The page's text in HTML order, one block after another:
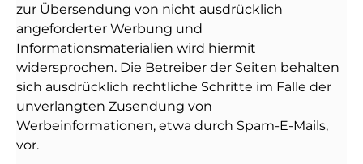
zur Übersendung von nicht ausdrücklich
angeforderter Werbung und
Informationsmaterialien wird hiermit
widersprochen. Die Betreiber der Seiten behalten
sich ausdrücklich rechtliche Schritte im Falle der
unverlangten Zusendung von
Werbeinformationen, etwa durch Spam-E-Mails,
vor.